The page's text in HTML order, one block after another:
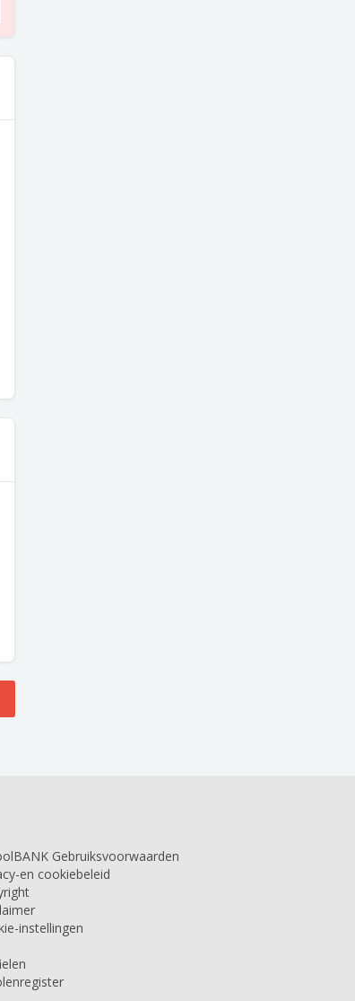
Gebruiksvoorwaarden
en cookiebeleid
instellingen